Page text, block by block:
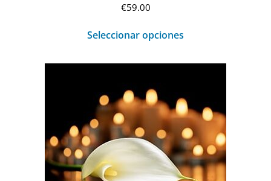
€59.00
Seleccionar opciones